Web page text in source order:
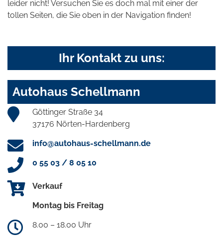
leider nicht! Versuchen Sie es doch mal mit einer der
tollen Seiten, die Sie oben in der Navigation finden!
Ihr Kontakt zu uns:
Autohaus Schellmann
Göttinger Straße 34
37176 Nörten-Hardenberg
info@autohaus-schellmann.de
0 55 03 / 8 05 10
Verkauf
Montag bis Freitag
8.00 – 18.00 Uhr